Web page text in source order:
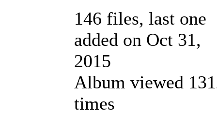
146 files, last one
added on Oct 31,
2015
Album viewed
times